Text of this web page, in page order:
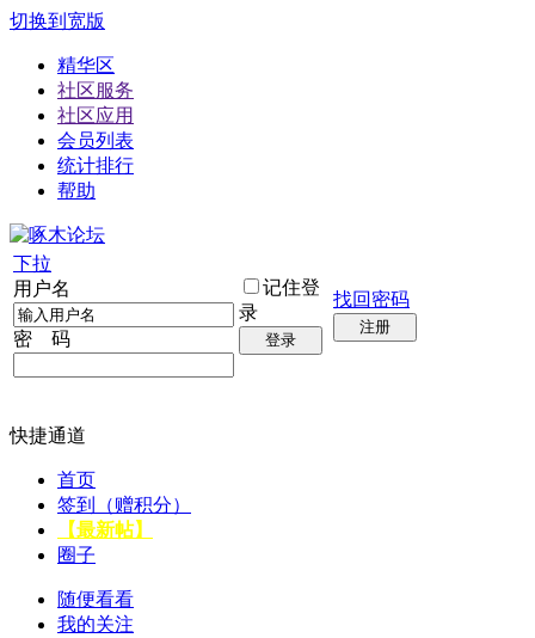
切换到宽版
精华区
社区服务
社区应用
会员列表
统计排行
帮助
下拉
用户名
密 码
记住登
录
登录
找回密码
注册
快捷通道
首页
签到（赠积分）
【最新帖】
圈子
随便看看
我的关注